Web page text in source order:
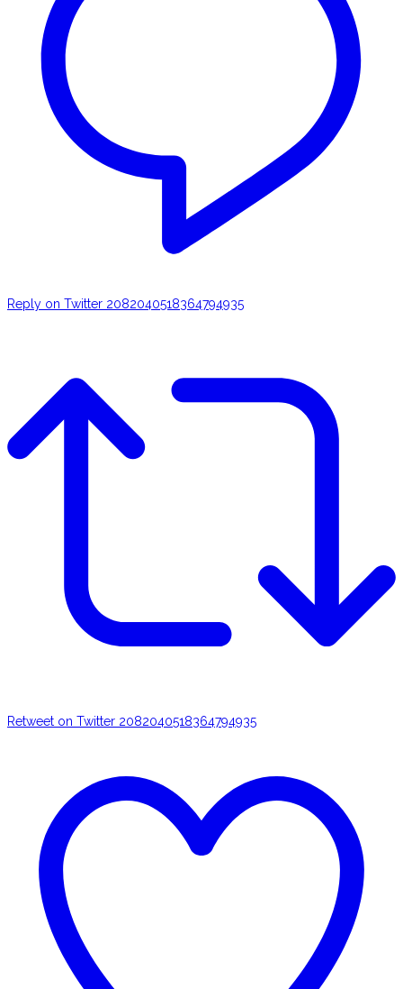
Reply on Twitter 2082040518364794935
Retweet on Twitter 2082040518364794935